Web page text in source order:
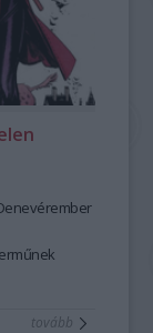
tovább